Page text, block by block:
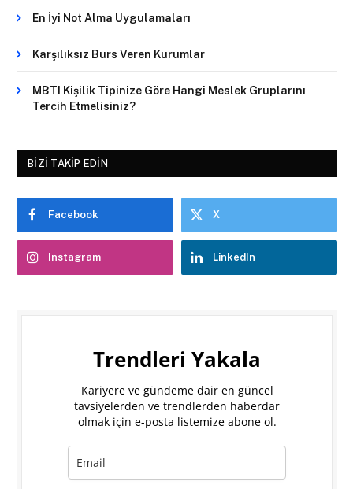
En İyi Not Alma Uygulamaları
Karşılıksız Burs Veren Kurumlar
MBTI Kişilik Tipinize Göre Hangi Meslek Gruplarını
Tercih Etmelisiniz?
BIZI TAKIP EDIN
Facebook X
Instagram LinkedIn
Trendleri Yakala
Kariyere ve gündeme dair en güncel
tavsiyelerden ve trendlerden haberdar
olmak için e-posta listemize abone ol.